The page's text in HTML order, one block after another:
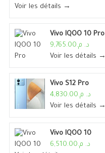
Voir les détails →
Vivo IQOO 10 Pro
د. م.9,765.00
Voir les détails →
Vivo S12 Pro
د. م.4,830.00
Voir les détails →
Vivo IQOO 10
د. م.6,510.00